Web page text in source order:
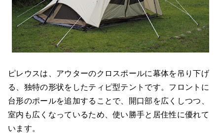
ピレウスは、アウターのクロスポールに幕体を吊り下げ
る、独特の形状をしたティピ型テントです。フロントに
台形のポールを追加することで、開口部を広くしつつ、
室内も広くなっているため、使い勝手と居住性に優れて
います。